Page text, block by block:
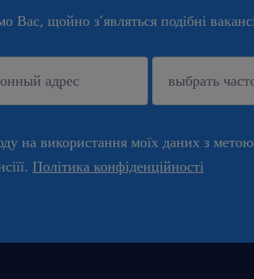
Вас, щойно з’являться подібні
на використання моїх даних з
Політика конфіденційності